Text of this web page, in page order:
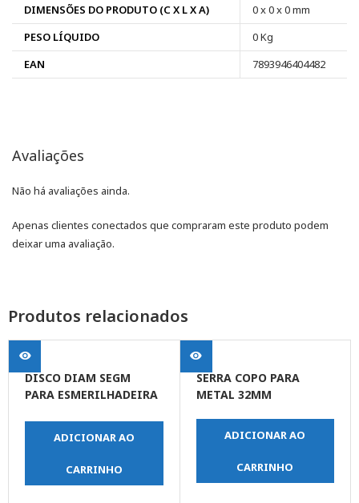
DIMENSÕES DO PRODUTO (C X L X A)
0 x 0 x 0 mm
PESO LÍQUIDO
0 Kg
EAN
7893946404482
Avaliações
Não há avaliações ainda.
Apenas clientes conectados que compraram este produto podem
deixar uma avaliação.
Produtos relacionados
DISCO DIAM SEGM
PARA ESMERILHADEIRA
ADICIONAR AO
CARRINHO
SERRA COPO PARA
METAL 32MM
ADICIONAR AO
CARRINHO